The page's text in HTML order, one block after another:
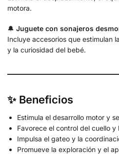
motora.
🔔 Juguete con sonajeros
Incluye accesorios que estimulan
y la curiosidad del bebé.
✨ Beneficios
Estimula el desarrollo motor y
Favorece el control del cuello y
Impulsa el gateo y la
Promueve la exploración y el